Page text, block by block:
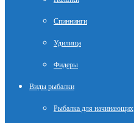
Спиннинги
Удилища
Фидеры
Виды рыбалки
Рыбалка для начинающих